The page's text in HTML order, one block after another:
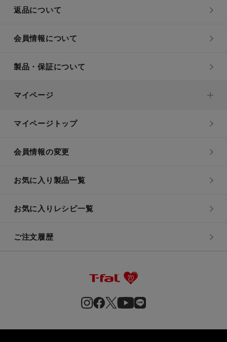
返品について
会員情報について
製品・保証について
マイページ
マイページトップ
会員情報の変更
お気に入り製品一覧
お気に入りレシピ一覧
ご注文履歴